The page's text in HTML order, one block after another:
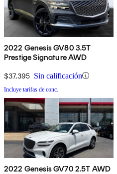
2022 Genesis GV80 3.5T
Prestige Signature AWD
$37,395 Sin calificación
Incluye tarifas de conc.
2022 Genesis GV70 2.5T AWD